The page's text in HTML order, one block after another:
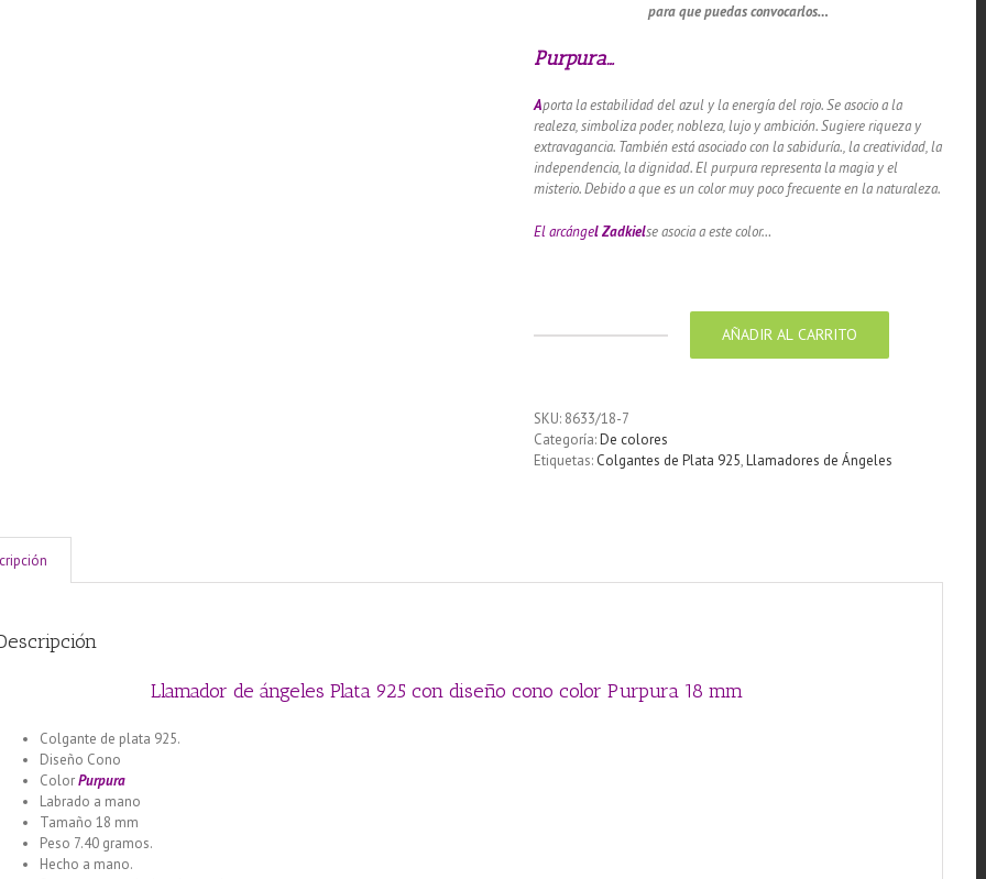
para que puedas convocarlos…
Purpura…
Aporta la estabilidad del azul y la energía del rojo.Se asocio a la
realeza, simboliza poder, nobleza, lujo y ambición.Sugiere riqueza y
extravagancia. También está asociado con la sabiduría., la creatividad, la
independencia, la dignidad.El purpura representa la magia y el
misterio.Debido a que es un color muy poco frecuente en la naturaleza.
El arcángel Zadkielse asocia a este color…
925
con
diseño
AÑADIR AL CARRITO
SKU: 8633/18-7
Categoría:De colores
Etiquetas: Colgantes de Plata 925,Llamadores de Ángeles
Llamador de ángeles Plata 925 con diseño cono color Purpura 18 mm
Colgante de plata 925.
Diseño Cono
ColorPurpura
Labrado a mano
Tamaño 18 mm
Peso 7.40 gramos.
Hecho a mano.